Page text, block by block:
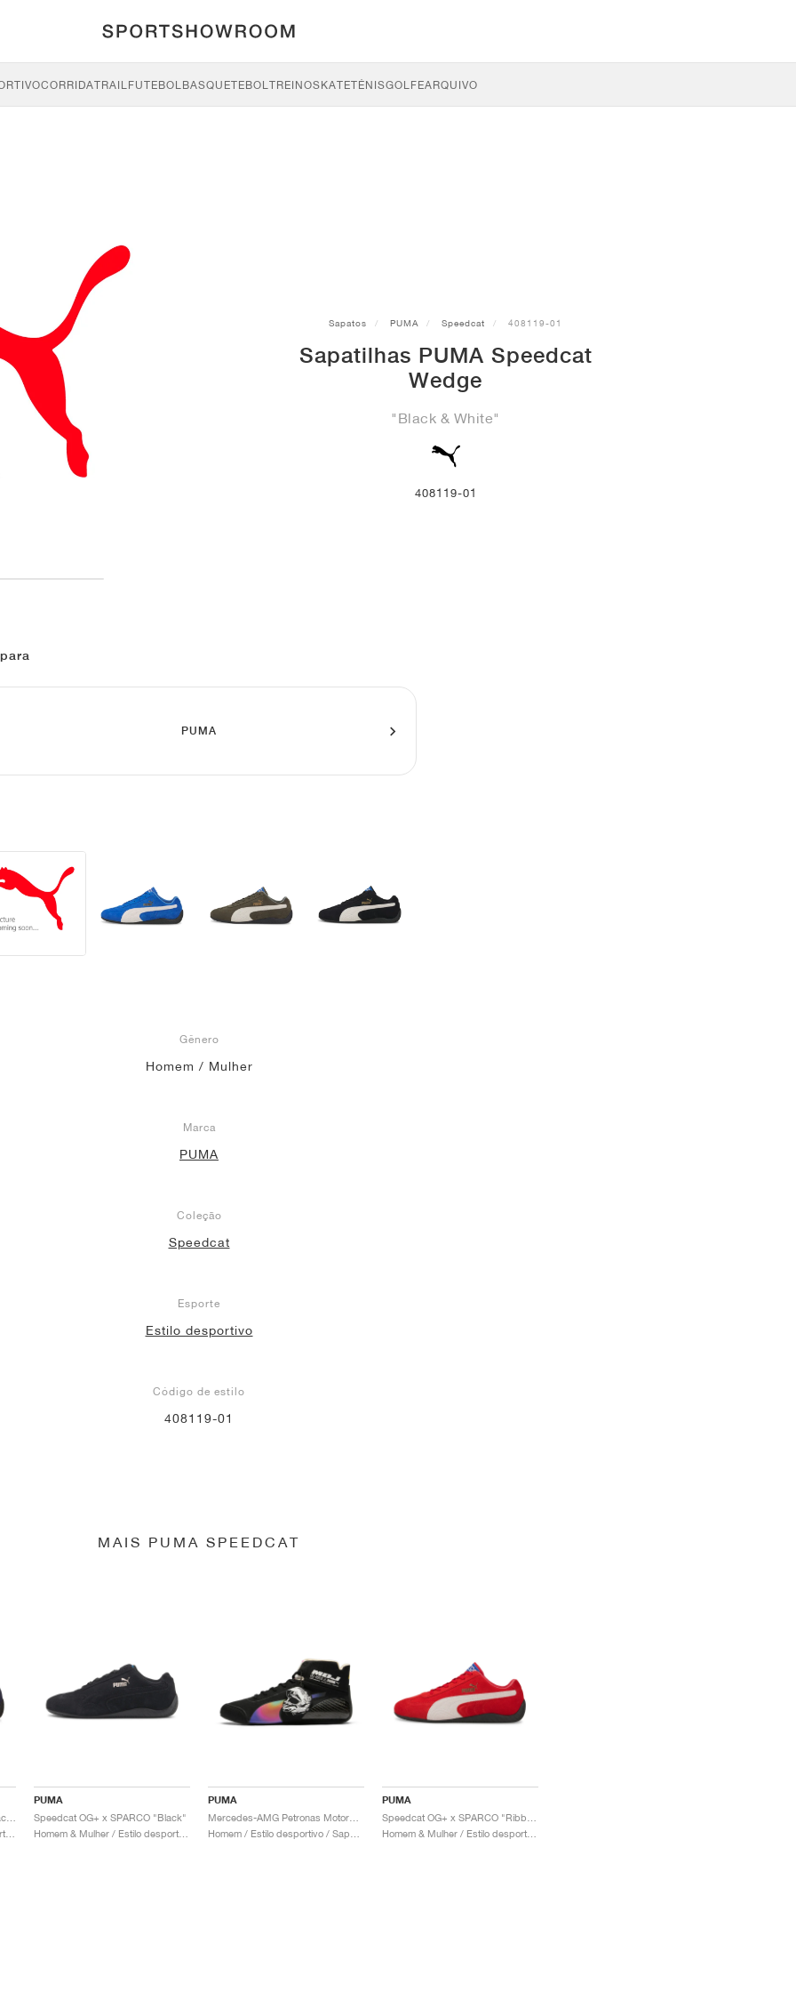
CORRIDATRAILFUTEBOLBASQUETEBOLTREINOSKATETÉNISGOLFEARQUIVO
Sapatos PUMA Speedcat 408119-01
Sapatilhas PUMA Speedcat
Wedge
"Black & White"
408119-01
PUMA
Gênero
Homem / Mulher
Marca
PUMA
Coleção
Speedcat
Esporte
Estilo desportivo
Código de estilo
408119-01
MAIS PUMA SPEEDCAT
Speedcat OG+ x SPARCO "Peacoat"
Homem & Mulher / Estilo desportivo / Sapatos
PUMA
Speedcat OG+ x SPARCO "Black"
PUMA PUMA
Homem & Mulher / Estilo desportivo / Sapatos